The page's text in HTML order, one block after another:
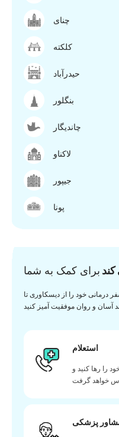
چنای
کلکته
حیدرآباد
بنگلور
چاندیگار
لاکناو
جیپور
پونا
برای کمک به شما
درمانی خود را از دیسکاوری تا
استعلام
را رها کنید و
خواهد گرفت
پزشکی